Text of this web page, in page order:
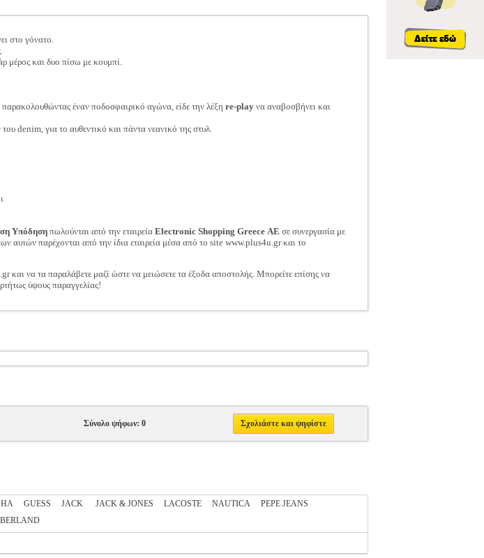
στο γόνατο.
μέρος και δυο πίσω με κουμπί.
έναν ποδοσφαιρικό αγώνα, είδε την λέξη re-play να αναβοσβήνει και
denim, για το αυθεντικό και πάντα νεανικό της στυλ.
Υπόδηση πωλούνται από την εταιρεία Electronic Shopping Greece ΑΕ σε συνεργασία με
αυτών παρέχονται από την ίδια εταιρεία μέσα από το site www.plus4u.gr και το
και να τα παραλάβετε μαζί ώστε να μειώσετε τα έξοδα αποστολής. Μπορείτε επίσης να
ύψους παραγγελίας!
Σύνολο ψήφων: 0 Σχολιάστε και ψηφίστε
GUESS JACK JACK & JONES LACOSTE NAUTICA
PEPE JEANS